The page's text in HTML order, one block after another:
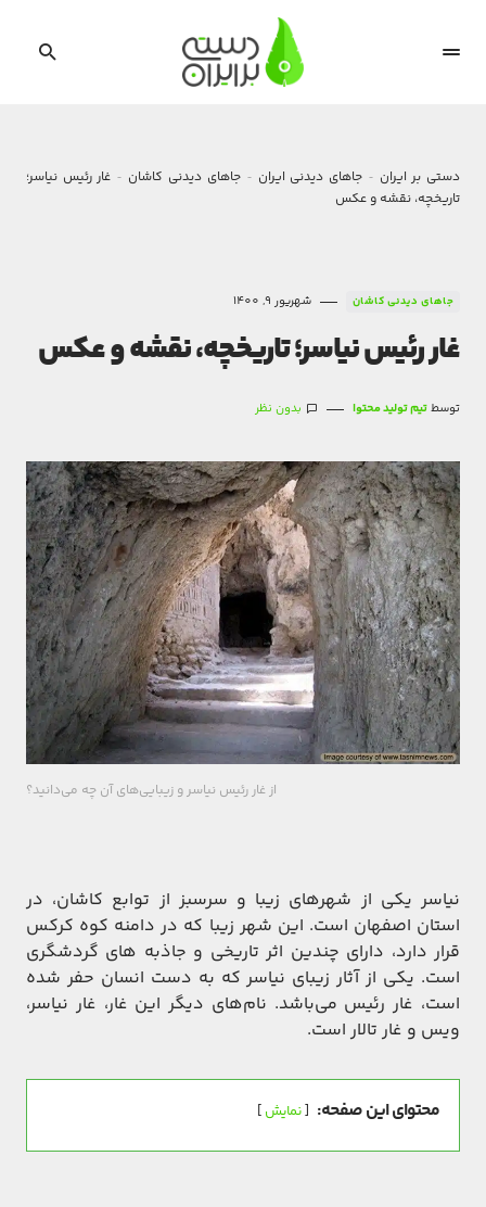
دستی بر ایران جاهای دیدنی ایران جاهای دیدنی کاشان
غار رئیس نیاسر؛
تاریخچه، نقشه و عکس
جاهای دیدنی کاشان شهریور 9, 1400
غار رئیس نیاسر؛ تاریخچه، نقشه و عکس
توسطتیم تولید محتوا بدون نظر
از غار رئیس نیاسر و زیبایی‌های آن چه می‌دانید؟
نیاسر یکی از شهرهای زیبا و سرسبز از توابع کاشان، در
استان اصفهان است. این شهر زیبا که در دامنه کوه کرکس
قرار دارد، دارای چندین اثر تاریخی و جاذبه های گردشگری
است. یکی از آثار زیبای نیاسر که به دست انسان حفر شده
است، غار رئیس می‌باشد. نام‌های دیگر این غار، غار نیاسر،
ویس و غار تالار است.
محتوای این صفحه: نمایش